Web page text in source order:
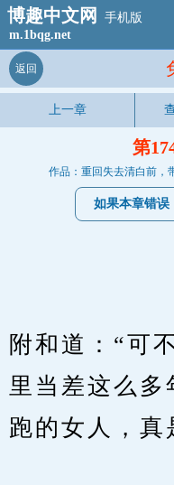
博趣中文网
手机版
m.1bqg.net
返回
上一章
第
作品：重回失去清白前，
如果本章错误
旁边
附和道：“可
里当差这么多
跑的女人，真